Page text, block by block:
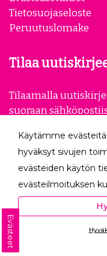
Tietosuojaseloste
Peruutuslomake
Tilaa
Tilaamalla
suoraan
Seuraa meitä
Käytämme
hyväksyt sivujen
evästeiden käytön
evästeilmoituksen
Hyväksyessäsi
autat meitä
verkkosivumme
Evästeet